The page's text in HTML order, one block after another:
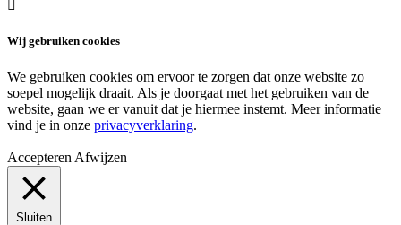

Wij gebruiken cookies
We gebruiken cookies om ervoor te zorgen dat onze website zo
soepel mogelijk draait. Als je doorgaat met het gebruiken van de
website, gaan we er vanuit dat je hiermee instemt. Meer informatie
vind je in onze privacyverklaring.
Accepteren Afwijzen
Sluiten